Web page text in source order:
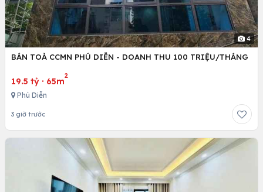
4
BÁN TOÀ CCMN PHÚ DIỄN - DOANH THU 100 TRIỆU/THÁNG
19.5 tỷ · 65m
2
Phú Diễn
3 giờ trước